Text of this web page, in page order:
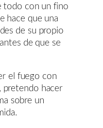
todo con un fino
hace que una
de su propio
de que se
el fuego con
pretendo hacer
sobre un